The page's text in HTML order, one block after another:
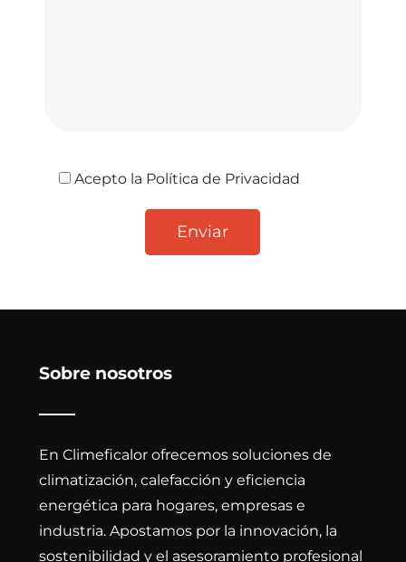
Acepto la Política de Privacidad
Sobre nosotros
En Climeficalor ofrecemos soluciones de
climatización, calefacción y eficiencia
energética para hogares, empresas e
industria. Apostamos por la innovación, la
sostenibilidad y el asesoramiento profesional